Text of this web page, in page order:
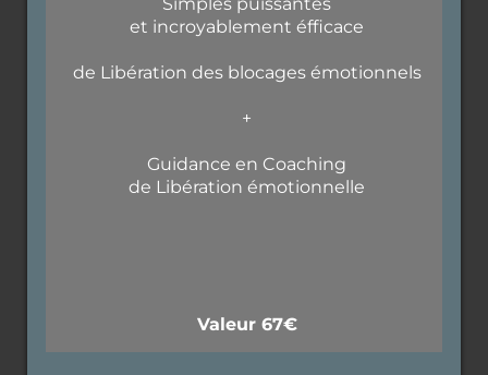
et incroyablement éfficace
de Libération des blocages émotionnels
+
Guidance en Coaching
de Libération émotionnelle
Valeur 67€